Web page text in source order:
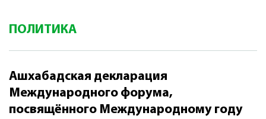
ПОЛИТИКА
Ашхабадская декларация
Международного форума,
посвящённого Международному году